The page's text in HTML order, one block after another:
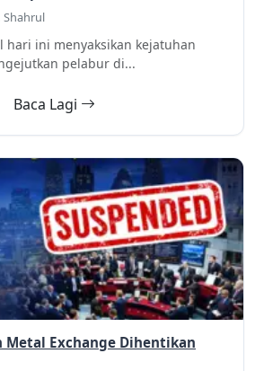
Shahrul
hari ini menyaksikan kejatuhan
pelabur di...
Baca Lagi
Metal Exchange Dihentikan